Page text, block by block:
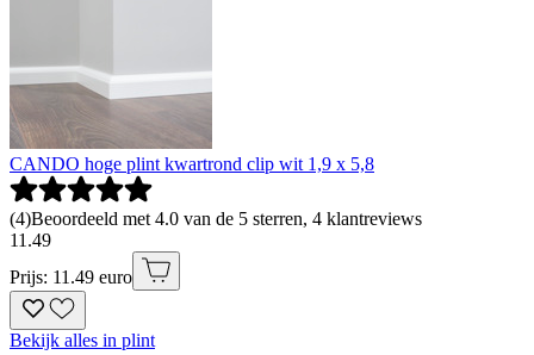
CANDO hoge plint kwartrond clip wit 1,9 x 5,8
(4)Beoordeeld met 4.0 van de 5 sterren, 4 klantreviews
11 .49
Prijs: 11.49 euro
Bekijk alles in plint